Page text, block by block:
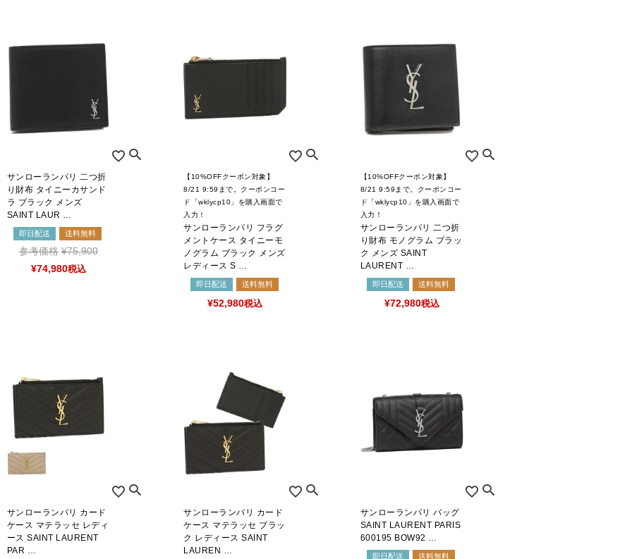
サンローランパリ 二つ折
り財布 タイニーカサンド
ラ ブラック メンズ
SAINT LAUR …
即日配送 送料無料
参考価格 ¥75,900
¥74,980税込
【10%OFFクーポン対象】
8/21 9:59まで。クーポンコー
ド「wklycp10」を購入画面で
入力！
サンローランパリ フラグ
メントケース タイニーモ
ノグラム ブラック メンズ
レディース S …
即日配送 送料無料
¥52,980税込
【10%OFFクーポン対象】
8/21 9:59まで。クーポンコー
ド「wklycp10」を購入画面で
入力！
サンローランパリ 二つ折
り財布 モノグラム ブラッ
ク メンズ SAINT
LAURENT …
即日配送 送料無料
¥72,980税込
サンローランパリ カード
ケース マテラッセ レディ
ース SAINT LAURENT
PAR …
サンローランパリ カード
ケース マテラッセ ブラッ
ク レディース SAINT
LAUREN …
サンローランパリ バッグ
SAINT LAURENT PARIS
600195 BOW92 …
即日配送 送料無料